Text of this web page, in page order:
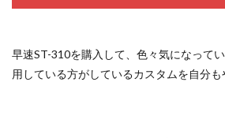
早速ST-310を購入して、色々気になって
用している方がしているカスタムを自分も